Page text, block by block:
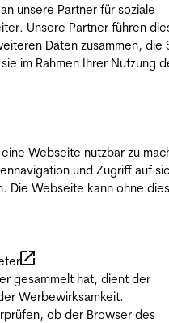
unsere Partner für soziale
Unsere Partner führen
Daten zusammen, die
im Rahmen Ihrer Nutzung
Webseite nutzbar zu
und Zugriff auf
Die Webseite kann ohne
gesammelt hat, dient der
Werbewirksamkeit.
ob der Browser des